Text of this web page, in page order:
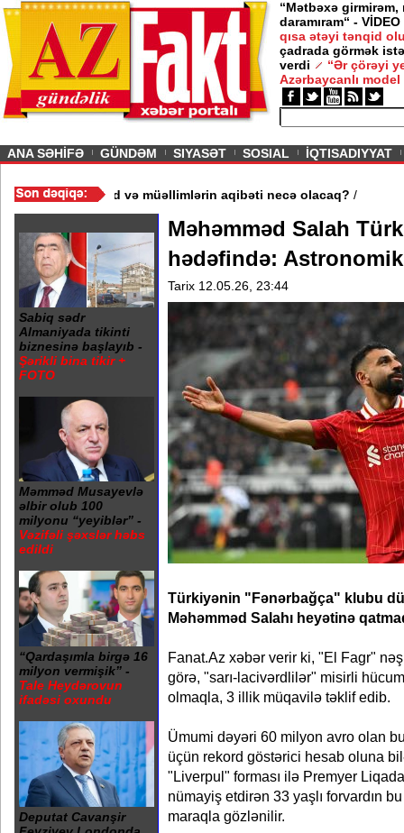
“Mətbəxə girmirəm,
daramıram“ - VİDEO
qısa ətəyi tənqid
çadrada görmək
verdi
“Ər çörəyi
Azərbaycanlı model
ANA SƏHİFƏ GÜNDƏM SIYASƏT SOSIAL İQTISADIYYAT
məktəb bağlandı - Şagird və müəllimlərin aqibəti necə olacaq?
Sabiq sədr
Almaniyada tikinti
biznesinə başlayıb -
Şərikli bina tikir +
FOTO
Məmməd Musayevlə
əlbir olub 100
milyonu “yeyiblər” -
Vəzifəli şəxslər həbs
edildi
“Qardaşımla birgə 16
milyon vermişik” -
Tale Heydərovun
ifadəsi oxundu
Deputat Cavanşir
Məhəmməd Salah
hədəfində:
Tarix 12.05.26, 23:44
Türkiyənin "Fənərbağça" klubu
Məhəmməd Salahı heyətinə
Fanat.Az xəbər verir ki, "El Fagr"
görə, "sarı-lacivərdlilər" misirli
olmaqla, 3 illik müqavilə təklif edib.
Ümumi dəyəri 60 milyon avro olan
üçün rekord göstərici hesab oluna
"Liverpul" forması ilə Premyer
nümayiş etdirən 33 yaşlı forvardın
maraqla gözlənilir.